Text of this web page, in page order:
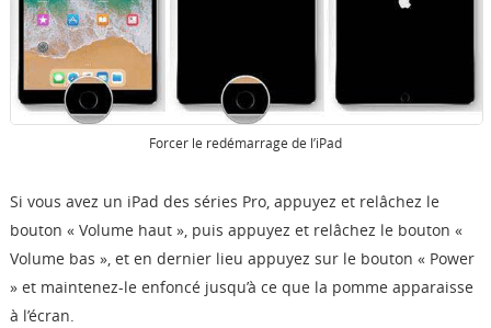
Forcer le redémarrage de l’iPad
Si vous avez un iPad des séries Pro, appuyez et relâchez le
bouton « Volume haut », puis appuyez et relâchez le bouton «
Volume bas », et en dernier lieu appuyez sur le bouton « Power
» et maintenez-le enfoncé jusqu’à ce que la pomme apparaisse
à l’écran.